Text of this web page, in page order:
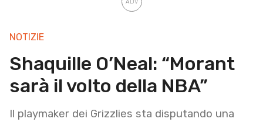
NOTIZIE
Shaquille O’Neal: “Morant
sarà il volto della NBA”
Il playmaker dei Grizzlies sta disputando una